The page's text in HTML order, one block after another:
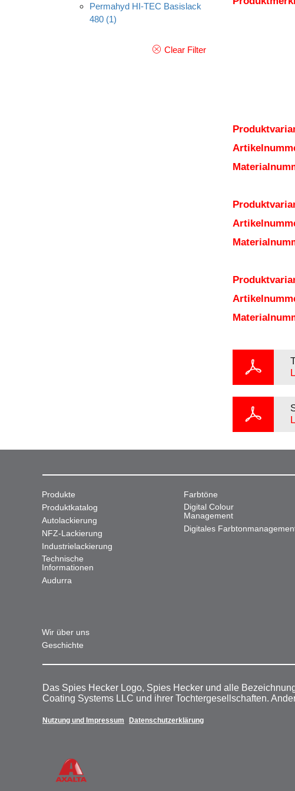
Permahyd HI-TEC Basislack
480 (1)
Clear Filter
Produkte
Produktkatalog
Autolackierung
NFZ-Lackierung
Industrielackierung
Technische
Informationen
Audurra
Farbtöne
Digital Colour
Management
Digitales
Wir über uns
Geschichte
Das Spies Hecker Logo, Spies Hecker und alle
Coating Systems LLC und ihrer Tochtergesellschaften.
Nutzung und Impressum Datenschutzerklärung